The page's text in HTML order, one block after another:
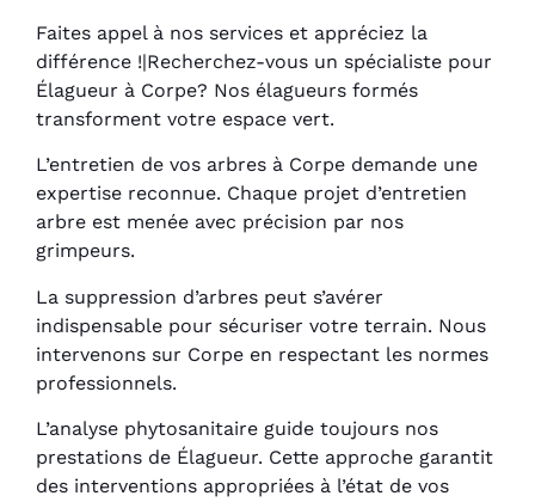
Faites appel à nos services et appréciez la
différence !|Recherchez-vous un spécialiste pour
Élagueur à Corpe? Nos élagueurs formés
transforment votre espace vert.
L’entretien de vos arbres à Corpe demande une
expertise reconnue. Chaque projet d’entretien
arbre est menée avec précision par nos
grimpeurs.
La suppression d’arbres peut s’avérer
indispensable pour sécuriser votre terrain. Nous
intervenons sur Corpe en respectant les normes
professionnels.
L’analyse phytosanitaire guide toujours nos
prestations de Élagueur. Cette approche garantit
des interventions appropriées à l’état de vos